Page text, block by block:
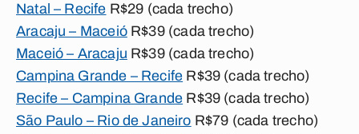
Natal – Recife R$29 (cada trecho)
Aracaju – MaceióR$39 (cada trecho)
Maceió – Aracaju R$39 (cada trecho)
Campina Grande – Recife R$39 (cada trecho)
Recife – Campina Grande R$39 (cada trecho)
São Paulo – Rio de Janeiro R$79 (cada trecho)